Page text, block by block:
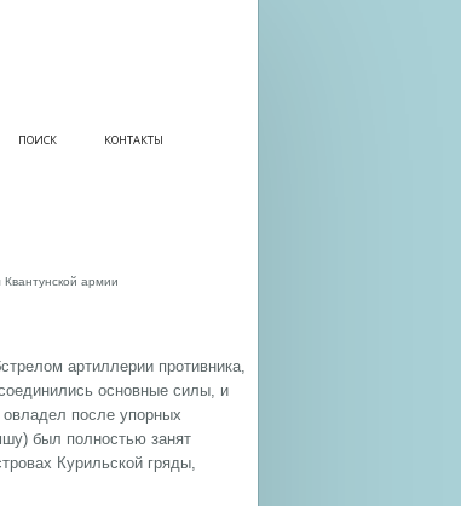
ПОИСК КОНТАКТЫ
армии
артиллерии противника,
основные силы, и
после упорных
был полностью занят
Курильской гряды,